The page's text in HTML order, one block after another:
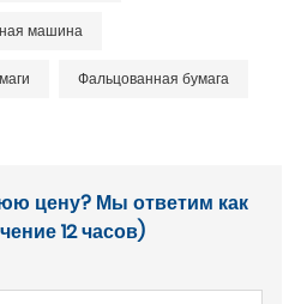
машина
Фальцованная бумага
цену? Мы ответим как
12 часов)